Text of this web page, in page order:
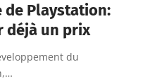
de Playstation:
déjà un prix
du